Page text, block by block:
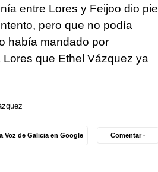
entre Lores y Feijoo dio pie
pero que no podía
había mandado por
que Ethel Vázquez ya
Voz de Galicia en Google Comentar ·